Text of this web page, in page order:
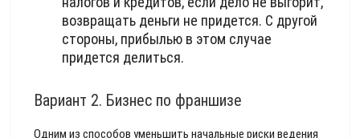
возвращать деньги не придется. С другой
стороны, прибылью в этом случае
придется делиться.
Вариант 2. Бизнес по франшизе
Одним из способов уменьшить начальные риски ведения